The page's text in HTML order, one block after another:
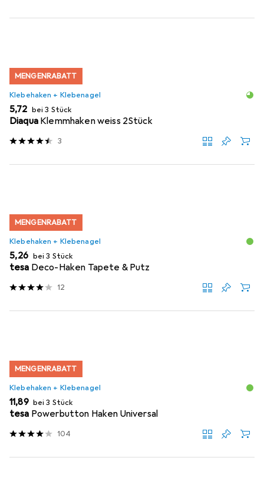
MENGENRABATT
Klebehaken + Klebenagel
EUR
5,72 bei 3 Stück
Diaqua Klemmhaken weiss 2Stück
3
MENGENRABATT
Klebehaken + Klebenagel
EUR
5,26 bei 3 Stück
tesa Deco-Haken Tapete & Putz
12
MENGENRABATT
Klebehaken + Klebenagel
EUR
11,89 bei 3 Stück
tesa Powerbutton Haken Universal
104